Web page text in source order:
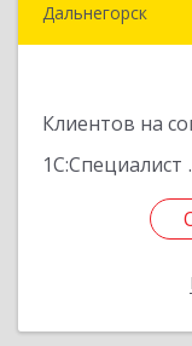
Дальнегорск
Клиентов на
1С:Специалист